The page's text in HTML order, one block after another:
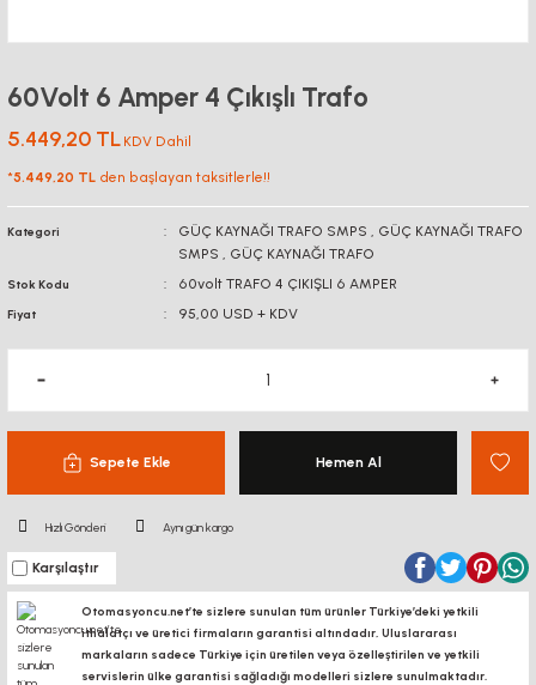
60Volt 6 Amper 4 Çıkışlı Trafo
5.449,20 TL KDV Dahil
*5.449,20 TL den başlayan taksitlerle!!
Kategori GÜÇ KAYNAĞI TRAFO SMPS , GÜÇ KAYNAĞI TRAFO
SMPS , GÜÇ KAYNAĞI TRAFO
Stok Kodu 60volt TRAFO 4 ÇIKIŞLI 6 AMPER
Fiyat 95,00 USD + KDV
Sepete Ekle Hemen Al
Hızlı Gönderi Aynı gün kargo
Karşılaştır
Otomasyoncu.net’te sizlere sunulan tüm ürünler Türkiye’deki yetkili
ithalatçı ve üretici firmaların garantisi altındadır, Uluslararası
markaların sadece Türkiye için üretilen veya özelleştirilen ve yetkili
servislerin ülke garantisi sağladığı modelleri sizlere sunulmaktadır.